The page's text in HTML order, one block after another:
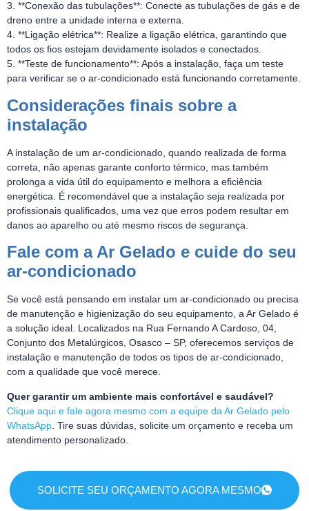
3. **Conexão das tubulações**: Conecte as tubulações de gás e de
dreno entre a unidade interna e externa.
4. **Ligação elétrica**: Realize a ligação elétrica, garantindo que
todos os fios estejam devidamente isolados e conectados.
5. **Teste de funcionamento**: Após a instalação, faça um teste
para verificar se o ar-condicionado está funcionando corretamente.
Considerações finais sobre a
instalação
A instalação de um ar-condicionado, quando realizada de forma
correta, não apenas garante conforto térmico, mas também
prolonga a vida útil do equipamento e melhora a eficiência
energética. É recomendável que a instalação seja realizada por
profissionais qualificados, uma vez que erros podem resultar em
danos ao aparelho ou até mesmo riscos de segurança.
Fale com a Ar Gelado e cuide do seu
ar-condicionado
Se você está pensando em instalar um ar-condicionado ou precisa
de manutenção e higienização do seu equipamento, a Ar Gelado é
a solução ideal. Localizados na Rua Fernando A Cardoso, 04,
Conjunto dos Metalúrgicos, Osasco – SP, oferecemos serviços de
instalação e manutenção de todos os tipos de ar-condicionado,
com a qualidade que você merece.
Quer garantir um ambiente mais confortável e saudável?
Clique aqui e fale agora mesmo com a equipe da Ar Gelado pelo
WhatsApp . Tire suas dúvidas, solicite um orçamento e receba um
atendimento personalizado.
SOLICITE SEU ORÇAMENTO AGORA MESMO